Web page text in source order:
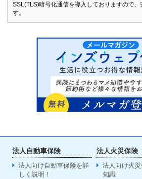
SSL(TLS)暗号化通信を導入しておりますので、
す。
法人自動車保険
法人向け自動車保険を詳
しく説明！
法人火災保険
法人向け火
知識